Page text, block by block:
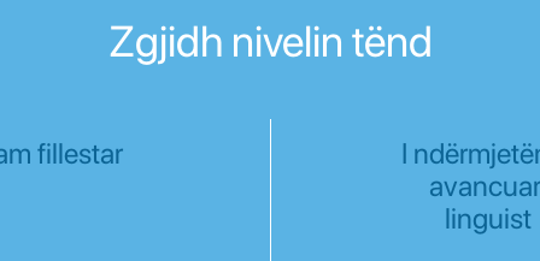
Zgjidh nivelin tënd
fillestar
I
linguist